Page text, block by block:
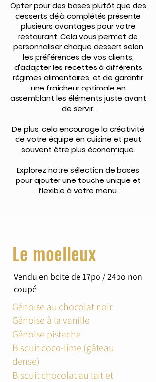
Opter pour des bases plutôt que des
desserts déjà complétés présente
plusieurs avantages pour votre
restaurant. Cela vous permet de
personnaliser chaque dessert selon
les préférences de vos clients,
d'adapter les recettes à différents
régimes alimentaires, et de garantir
une fraîcheur optimale en
assemblant les éléments juste avant
de servir.
De plus, cela encourage la créativité
de votre équipe en cuisine et peut
souvent être plus économique.
Explorez notre sélection de bases
pour ajouter une touche unique et
flexible à votre menu.
Le moelleux
Vendu en boite de 17po / 24po non
coupé
Génoise au chocolat noir
Génoise à la vanille
Génoise pistache
Biscuit coco-lime (gâteau
dense)
Biscuit chocolat au lait et